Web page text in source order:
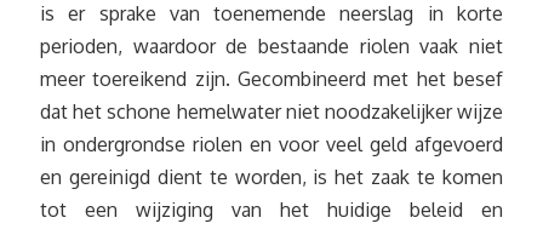
is er sprake van toenemende neerslag in korte
perioden, waardoor de bestaande riolen vaak niet
meer toereikend zijn. Gecombineerd met het besef
dat het schone hemelwater niet noodzakelijker wijze
in ondergrondse riolen en voor veel geld afgevoerd
en gereinigd dient te worden, is het zaak te komen
tot een wijziging van het huidige beleid en